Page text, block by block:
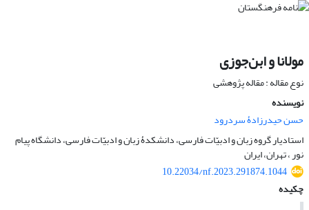
مولانا و ابن‌جوزی
نوع مقاله : مقاله پژوهشی
نویسنده
حسن حیدرزادۀ سردرود
استادیار گروه زبان و ادبیّات فارسی، دانشکدۀ زبان و ادبیّات فارسی، دانشگاه پیام
نور ، تهران، ایران
10.22034/nf.2023.291874.1044
چکیده